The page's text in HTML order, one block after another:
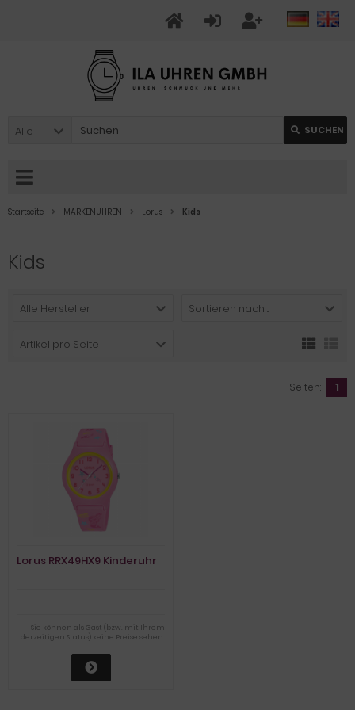
Alle SUCHEN
Startseite MARKENUHREN Lorus Kids
Kids
Alle Hersteller Sortieren nach ...
Artikel pro Seite
Seiten: 1
Lorus RRX49HX9 Kinderuhr
Sie können als Gast (bzw. mit Ihrem
derzeitigen Status) keine Preise sehen.